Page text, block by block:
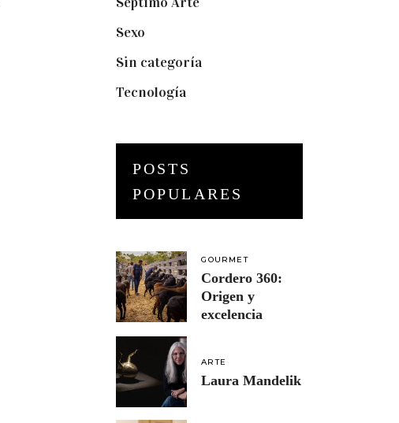
Sexo
Sin categoría(2)
Tecnología(3)
POSTS
POPULARES
GOURMET
Cordero 360:
Origen y
excelencia
ARTE
Laura Mandelik